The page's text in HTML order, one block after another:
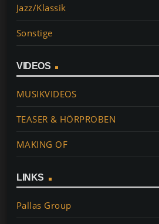
Jazz/Klassik
Sonstige
VIDEOS
MUSIKVIDEOS
TEASER & HÖRPROBEN
MAKING OF
LINKS
Pallas Group